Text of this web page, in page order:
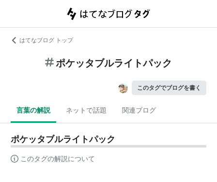
はてなブログ トップ
ポケッタブルライトパック
このタグでブログを書く
言葉の解説 ネットで話題 関連ブログ
ポケッタブルライトパック
このタグの解説について